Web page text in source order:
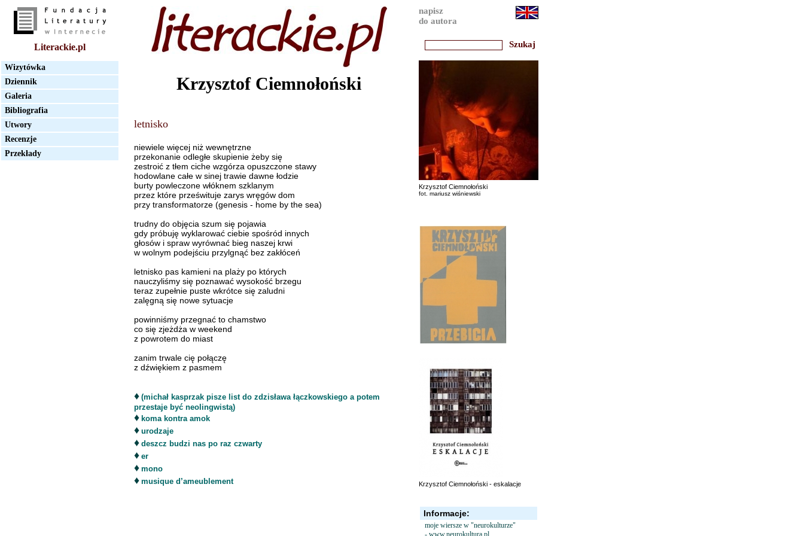
Literackie.pl
Wizytówka
Dziennik
Galeria
Bibliografia
Utwory
Recenzje
Przekłady
Krzysztof Ciemnołoński
letnisko
niewiele więcej niż wewnętrzne
przekonanie odległe skupienie żeby się
zestroić z tłem ciche wzgórza opuszczone stawy
hodowlane całe w sinej trawie dawne łodzie
burty powleczone włóknem szklanym
przez które prześwituje zarys wręgów dom
przy transformatorze (genesis - home by the sea)
trudny do objęcia szum się pojawia
gdy próbuję wyklarować ciebie spośród innych
głosów i spraw wyrównać bieg naszej krwi
w wolnym podejściu przylgnąć bez zakłóceń
letnisko pas kamieni na plaży po których
nauczyliśmy się poznawać wysokość brzegu
teraz zupełnie puste wkrótce się zaludni
zalęgną się nowe sytuacje
powinniśmy przegnać to chamstwo
co się zjeżdża w weekend
z powrotem do miast
zanim trwale cię połączę
z dźwiękiem z pasmem
♦ (michał kasprzak pisze list do zdzisława łączkowskiego a potem
przestaje być neolingwistą)
♦ koma kontra amok
♦ urodzaje
♦ deszcz budzi nas po raz czwarty
♦ er
♦ mono
♦ musique d’ameublement
napisz
do autora
Krzysztof Ciemnołoński
fot. mariusz wiśniewski
Krzysztof Ciemnołoński - eskalacje
Informacje:
moje wiersze w "neurokulturze"
- www.neurokultura.pl